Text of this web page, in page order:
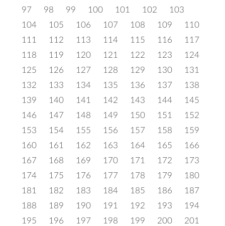
97
98 99 100 101 102
103
104
105 106 107 108 109
110
111
112 113 114 115 116
117
118
119 120 121 122 123
124
125
126 127 128 129 130
131
132
133 134 135 136 137
138
139
140 141 142 143 144
145
146
147 148 149 150 151
152
153
154 155 156 157 158
159
160
161 162 163 164 165
166
167
168 169 170 171 172
173
174
175 176 177 178 179
180
181
182 183 184 185 186
187
188
189 190 191 192 193
194
195
196 197 198 199 200
201